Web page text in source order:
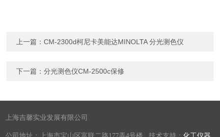
上一篇：CM-2300d柯尼卡美能达MINOLTA 分光测色仪
下一篇：分光测色仪CM-2500c保修
上海吉馨实业发展有限公司